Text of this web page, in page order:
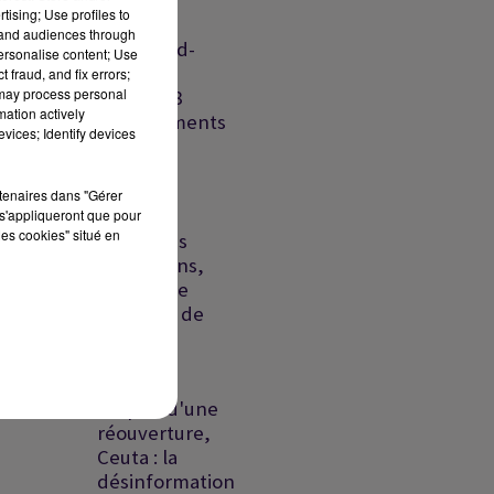
Riyad-
Islamabad-
Ankara,
France : 8
départements
en...
Liban-
Israël:
échec des
discussions,
un proche
présumé de
l'espoir d'une
réouverture,
Ceuta : la
désinformation
Use profiles to
audiences through
content; Use
fraud, and fix errors;
process personal
actively
Identify devices
dans "Gérer
que pour
cookies" situé en